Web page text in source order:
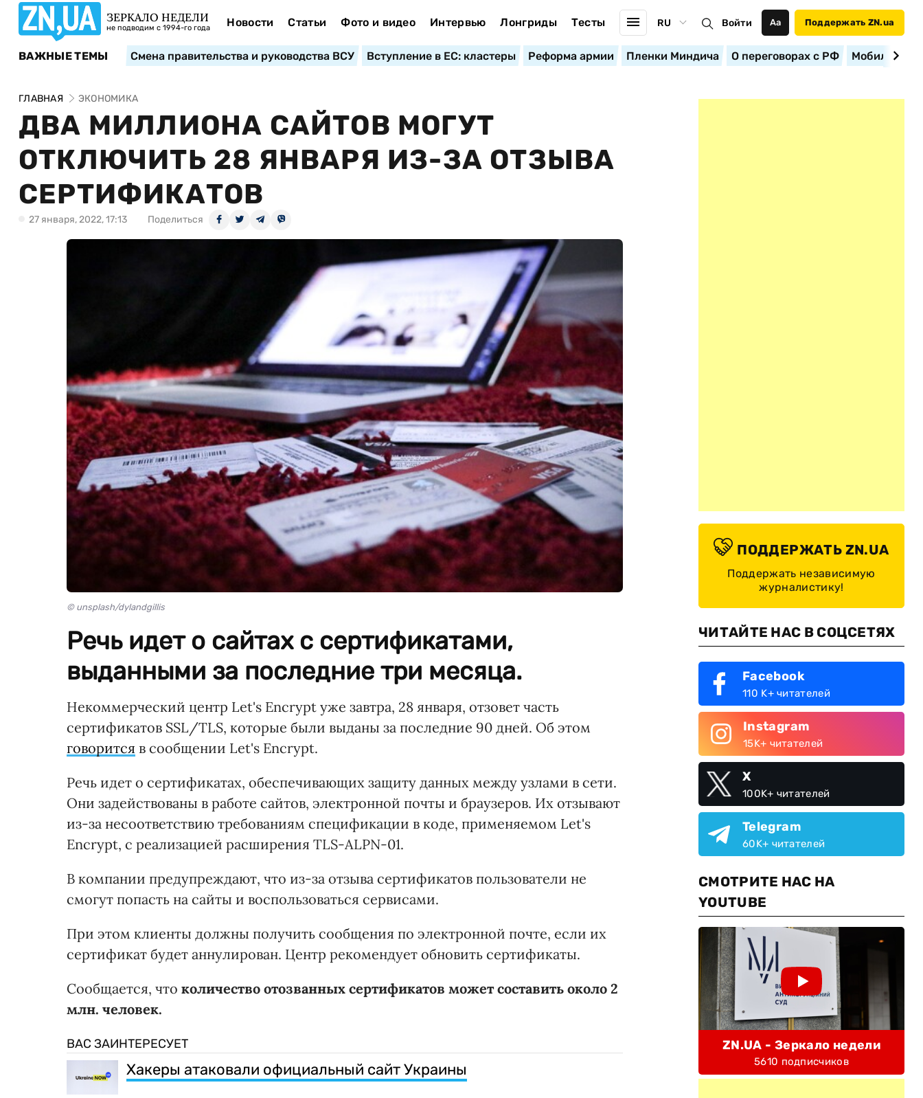
ЗЕРКАЛО НЕДЕЛИ
не подводим с 1994-го года Новости Статьи Фото и видео Интервью Лонгриды Тесты RU Войти Аа Поддержать ZN.ua
ВАЖНЫЕ ТЕМЫ Смена правительства и руководства ВСУ Вступление в ЕС: кластеры Реформа армии Пленки Миндича О переговорах с РФ
ГЛАВНАЯ ЭКОНОМИКА
ДВА МИЛЛИОНА САЙТОВ МОГУТ
ОТКЛЮЧИТЬ 28 ЯНВАРЯ ИЗ-ЗА ОТЗЫВА
СЕРТИФИКАТОВ
27 января, 2022, 17:13 Поделиться
© unsplash/dylandgillis
Речь идет о сайтах с сертификатами,
выданными за последние три месяца.
Некоммерческий центр Let's Encrypt уже завтра, 28 января, отзовет часть
сертификатов SSL/TLS, которые были выданы за последние 90 дней. Об этом
говорится в сообщении Let's Encrypt.
Речь идет о сертификатах, обеспечивающих защиту данных между узлами в сети.
Они задействованы в работе сайтов, электронной почты и браузеров. Их отзывают
из-за несоответствию требованиям спецификации в коде, применяемом Let's
Encrypt, с реализацией расширения TLS-ALPN-01.
В компании предупреждают, что из-за отзыва сертификатов пользователи не
смогут попасть на сайты и воспользоваться сервисами.
При этом клиенты должны получить сообщения по электронной почте, если их
сертификат будет аннулирован. Центр рекомендует обновить сертификаты.
Сообщается, что количество отозванных сертификатов может составить около 2
млн. человек.
ВАС ЗАИНТЕРЕСУЕТ
Хакеры атаковали официальный сайт Украины
ПОДДЕРЖАТЬ ZN.UA
Поддержать независимую
журналистику!
ЧИТАЙТЕ НАС В СОЦСЕТЯХ
Facebook
110 K+ читателей
Instagram
15K+ читателей
X
100K+ читателей
Telegram
60K+ читателей
СМОТРИТЕ НАС НА
YOUTUBE
ZN.UA - Зеркало недели
5610 подписчиков